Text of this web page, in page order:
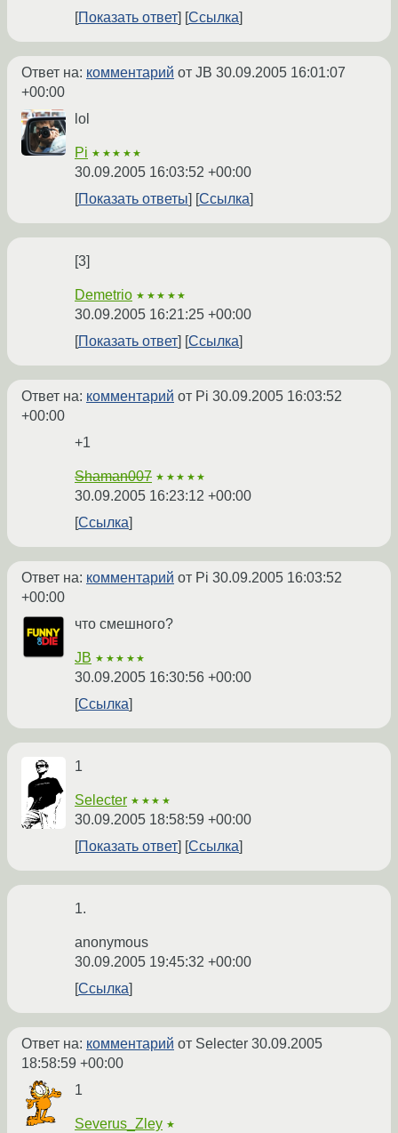
Показать ответ
Ссылка
Ответ на: комментарий от JB 30.09.2005 16:01:07
+00:00
lol
Pi ★★★★★
30.09.2005 16:03:52 +00:00
Показать ответы
Ссылка
[3]
Demetrio ★★★★★
30.09.2005 16:21:25 +00:00
Показать ответ
Ссылка
Ответ на: комментарий от Pi 30.09.2005 16:03:52
+00:00
+1
Shaman007 ★★★★★
30.09.2005 16:23:12 +00:00
Ссылка
Ответ на: комментарий от Pi 30.09.2005 16:03:52
+00:00
что смешного?
JB ★★★★★
30.09.2005 16:30:56 +00:00
Ссылка
1
Selecter ★★★★
30.09.2005 18:58:59 +00:00
Показать ответ
Ссылка
1.
anonymous
30.09.2005 19:45:32 +00:00
Ссылка
Ответ на: комментарий от Selecter 30.09.2005
18:58:59 +00:00
1
Severus_Zley ★